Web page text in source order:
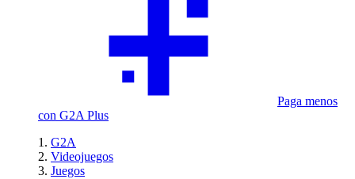
Paga menos
con G2A Plus
G2A
Videojuegos
Juegos